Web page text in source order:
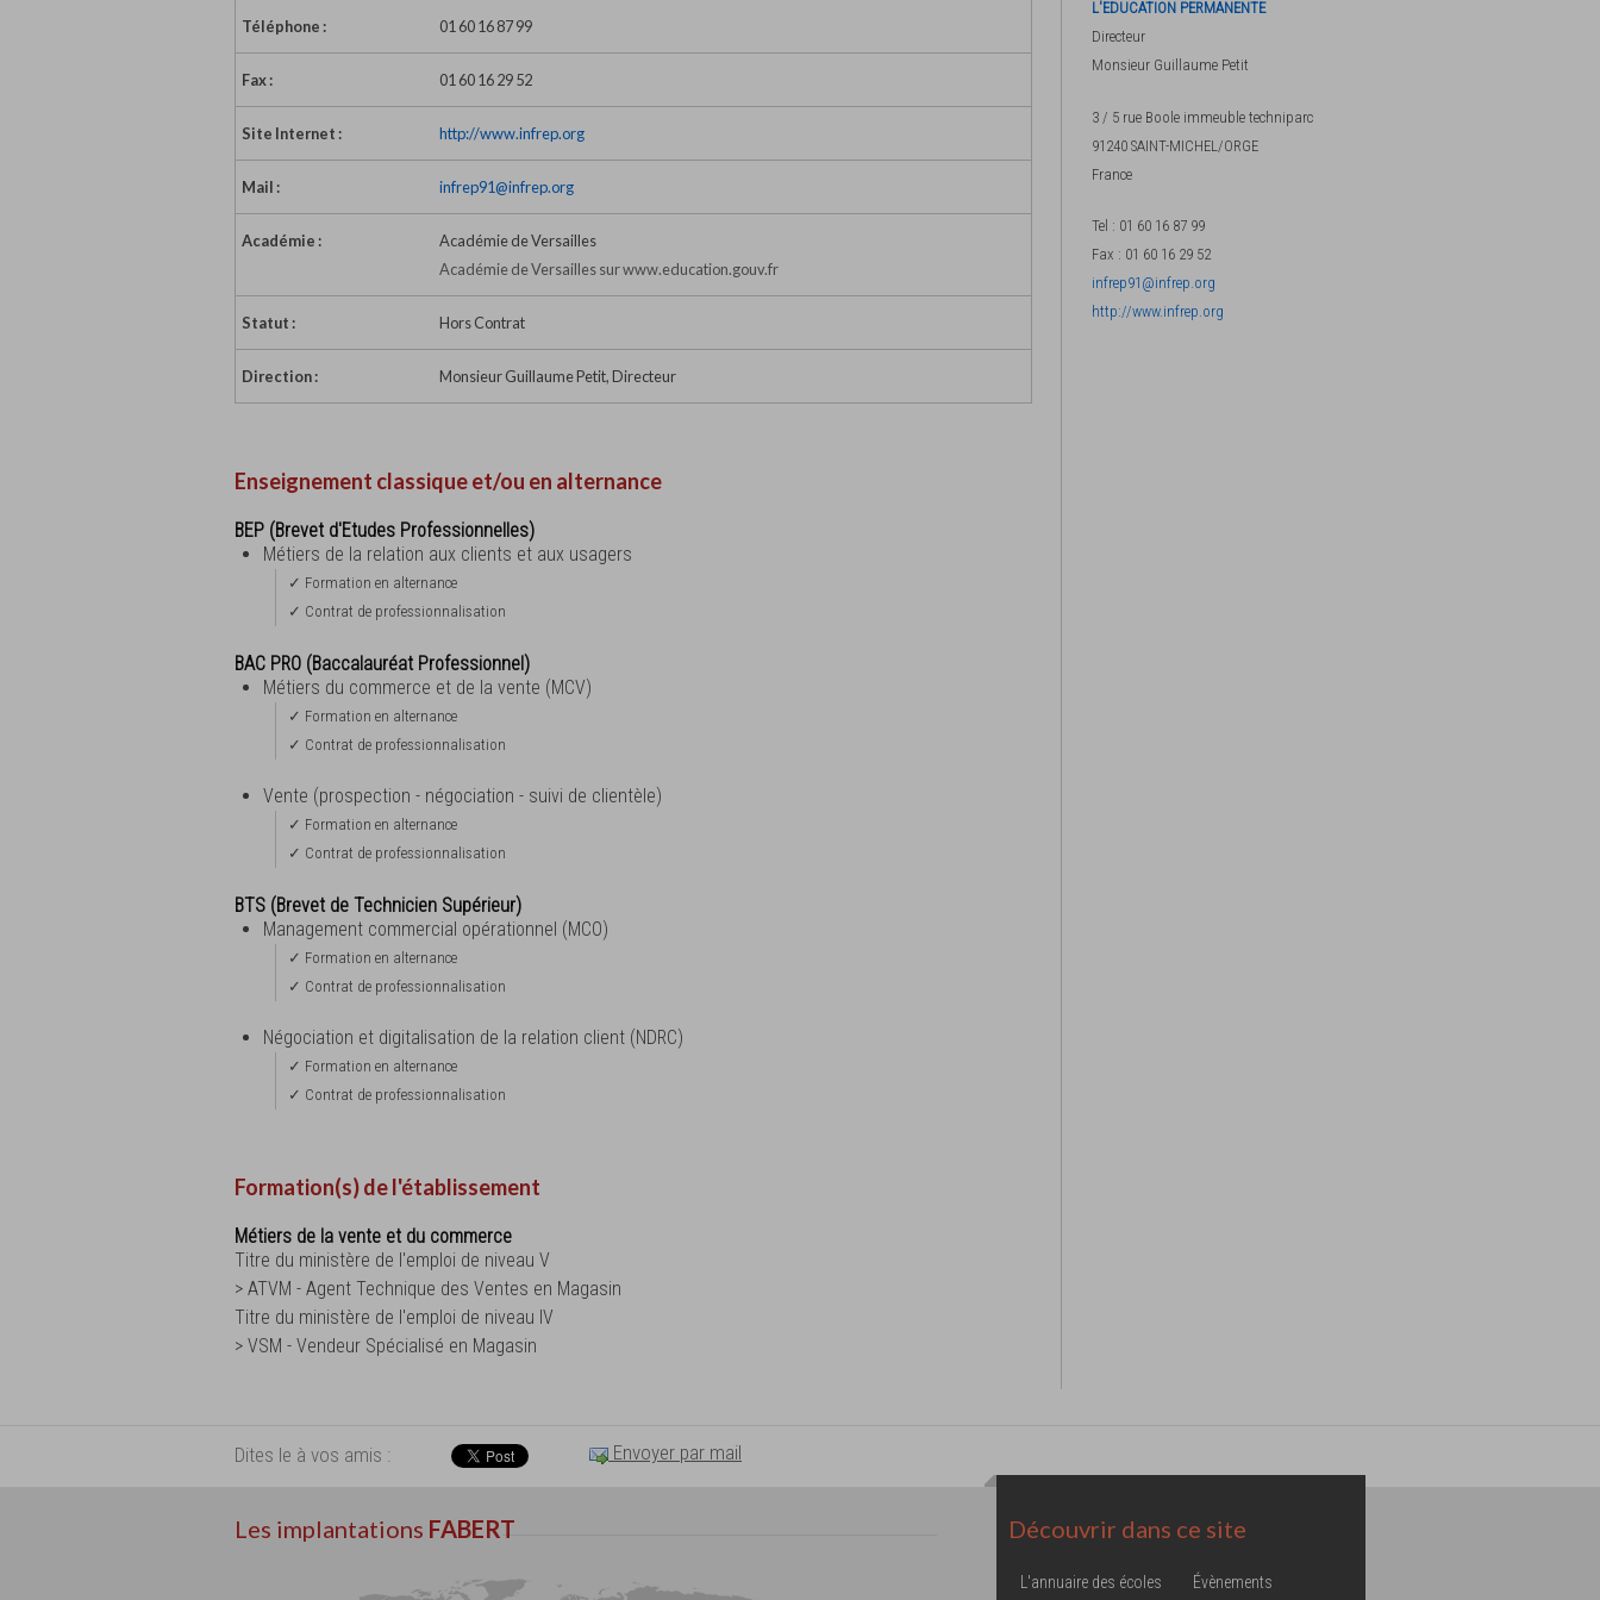
Téléphone : 01 60 16 87 99
Fax : 01 60 16 29 52
Site Internet : http://www.infrep.org
Mail : infrep91@infrep.org
Académie :
Académie de Versailles
Académie de Versailles sur www.education.gouv.fr
Statut : Hors Contrat
Direction : Monsieur Guillaume Petit, Directeur
Enseignement classique et/ou en alternance
BEP (Brevet d'Etudes Professionnelles)
Métiers de la relation aux clients et aux usagers
✓ Formation en alternance
✓ Contrat de professionnalisation
BAC PRO (Baccalauréat Professionnel)
Métiers du commerce et de la vente (MCV)
✓ Formation en alternance
✓ Contrat de professionnalisation
Vente (prospection - négociation - suivi de clientèle)
✓ Formation en alternance
✓ Contrat de professionnalisation
BTS (Brevet de Technicien Supérieur)
Management commercial opérationnel (MCO)
✓ Formation en alternance
✓ Contrat de professionnalisation
Négociation et digitalisation de la relation client (NDRC)
✓ Formation en alternance
✓ Contrat de professionnalisation
Formation(s) de l'établissement
Métiers de la vente et du commerce
Titre du ministère de l'emploi de niveau V
> ATVM - Agent Technique des Ventes en Magasin
Titre du ministère de l'emploi de niveau IV
> VSM - Vendeur Spécialisé en Magasin
L'EDUCATION PERMANENTE
Directeur
Monsieur Guillaume Petit
3 / 5 rue Boole immeuble techniparc
91240 SAINT-MICHEL/ORGE
France
Tel : 01 60 16 87 99
Fax : 01 60 16 29 52
infrep91@infrep.org
http://www.infrep.org
Dites le à vos amis : Envoyer par mail
Les implantations FABERT Découvrir dans ce site
L'annuaire des écoles
Évènements